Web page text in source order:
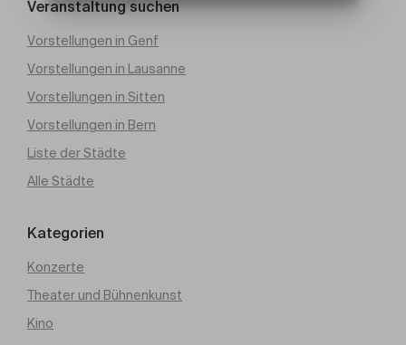
Veranstaltung suchen
Vorstellungen in Genf
Vorstellungen in Lausanne
Vorstellungen in Sitten
Vorstellungen in Bern
Liste der Städte
Alle Städte
Kategorien
Konzerte
Theater und Bühnenkunst
Kino